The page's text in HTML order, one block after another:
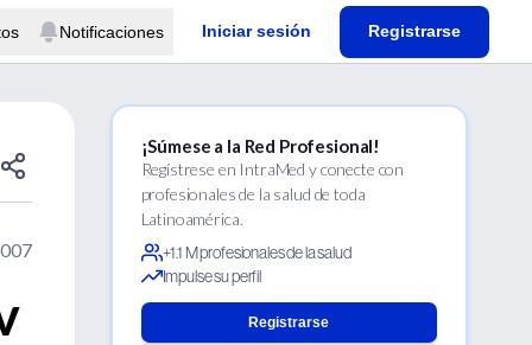
Notificaciones Iniciar sesión Registrarse
¡Súmese a la Red Profesional!
Regístrese en IntraMed y conecte con
profesionales de la salud de toda
Latinoamérica.
+1.1 M profesionales de la salud
Impulse su perfil
Registrarse